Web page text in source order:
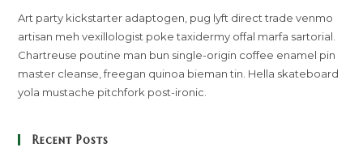
Art party kickstarter adaptogen, pug lyft direct trade venmo
artisan meh vexillologist poke taxidermy offal marfa sartorial.
Chartreuse poutine man bun single-origin coffee enamel pin
master cleanse, freegan quinoa bieman tin. Hella skateboard
yola mustache pitchfork post-ironic.
Recent Posts